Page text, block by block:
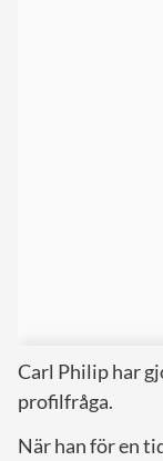
Carl Philip har
profilfråga.
När han för en